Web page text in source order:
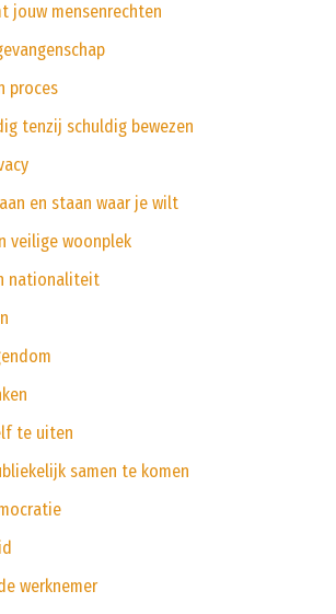
jouw mensenrechten
proces
tenzij schuldig bewezen
en staan waar je wilt
veilige woonplek
nationaliteit
te uiten
samen te komen
werknemer